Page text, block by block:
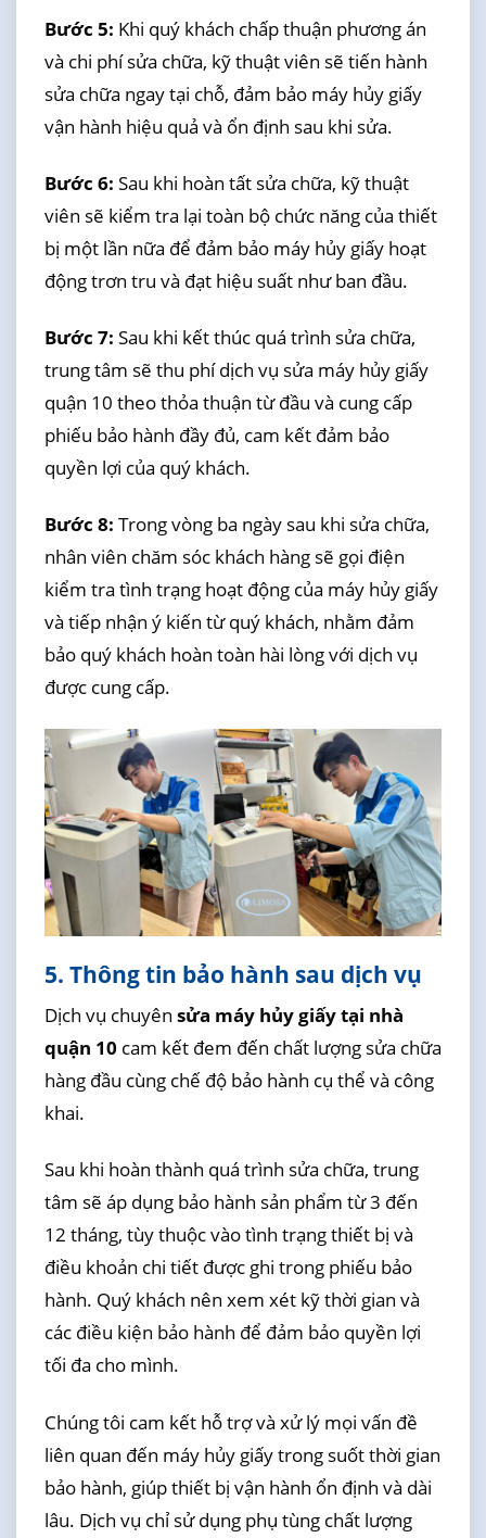
Bước 5: Khi quý khách chấp thuận phương án
và chi phí sửa chữa, kỹ thuật viên sẽ tiến hành
sửa chữa ngay tại chỗ, đảm bảo máy hủy giấy
vận hành hiệu quả và ổn định sau khi sửa.
Bước 6: Sau khi hoàn tất sửa chữa, kỹ thuật
viên sẽ kiểm tra lại toàn bộ chức năng của thiết
bị một lần nữa để đảm bảo máy hủy giấy hoạt
động trơn tru và đạt hiệu suất như ban đầu.
Bước 7: Sau khi kết thúc quá trình sửa chữa,
trung tâm sẽ thu phí dịch vụ sửa máy hủy giấy
quận 10 theo thỏa thuận từ đầu và cung cấp
phiếu bảo hành đầy đủ, cam kết đảm bảo
quyền lợi của quý khách.
Bước 8: Trong vòng ba ngày sau khi sửa chữa,
nhân viên chăm sóc khách hàng sẽ gọi điện
kiểm tra tình trạng hoạt động của máy hủy giấy
và tiếp nhận ý kiến từ quý khách, nhằm đảm
bảo quý khách hoàn toàn hài lòng với dịch vụ
được cung cấp.
5. Thông tin bảo hành sau dịch vụ
Dịch vụ chuyên sửa máy hủy giấy tại nhà
quận 10 cam kết đem đến chất lượng sửa chữa
hàng đầu cùng chế độ bảo hành cụ thể và công
khai.
Sau khi hoàn thành quá trình sửa chữa, trung
tâm sẽ áp dụng bảo hành sản phẩm từ 3 đến
12 tháng, tùy thuộc vào tình trạng thiết bị và
điều khoản chi tiết được ghi trong phiếu bảo
hành. Quý khách nên xem xét kỹ thời gian và
các điều kiện bảo hành để đảm bảo quyền lợi
tối đa cho mình.
Chúng tôi cam kết hỗ trợ và xử lý mọi vấn đề
liên quan đến máy hủy giấy trong suốt thời gian
bảo hành, giúp thiết bị vận hành ổn định và dài
lâu. Dịch vụ chỉ sử dụng phụ tùng chất lượng